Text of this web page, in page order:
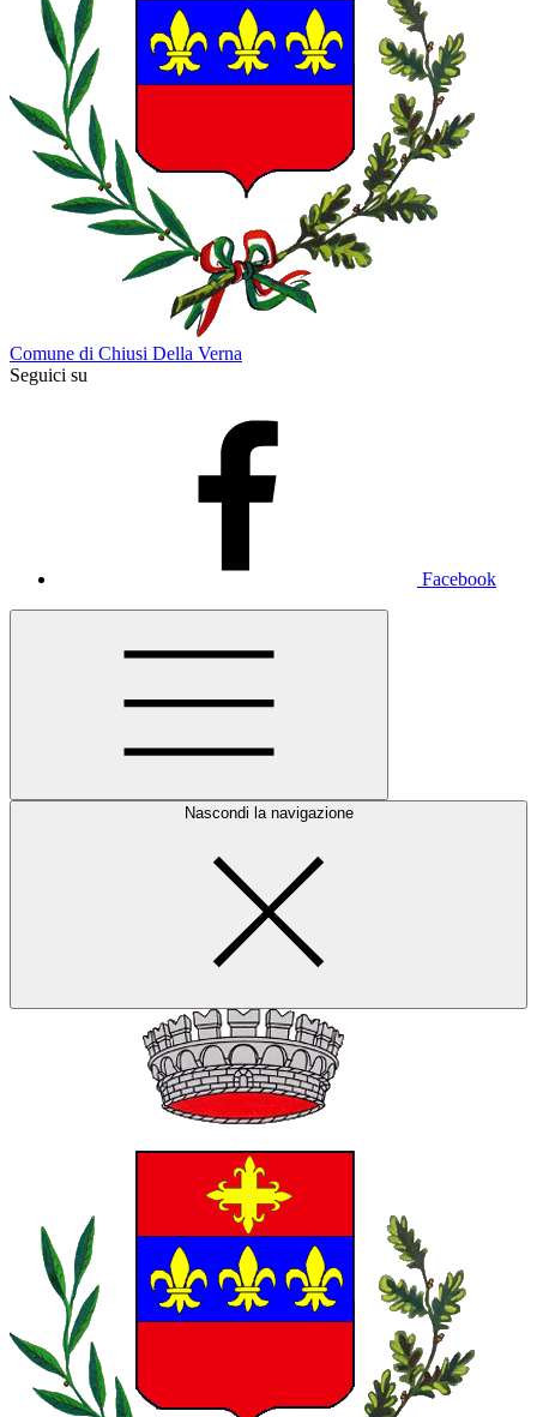
Comune di Chiusi Della Verna
Seguici su
Facebook
Nascondi la navigazione